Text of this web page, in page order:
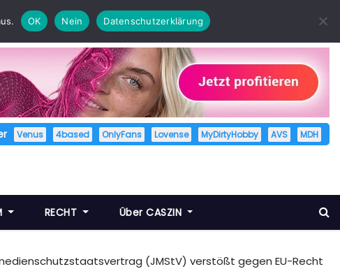
Venus 4based OnlyFans Lovense MyDirtyHobby AVS MDH
RECHT Über CASZIN
(JMStV) verstößt gegen EU-Recht
OK Nein Datenschutzerklärung